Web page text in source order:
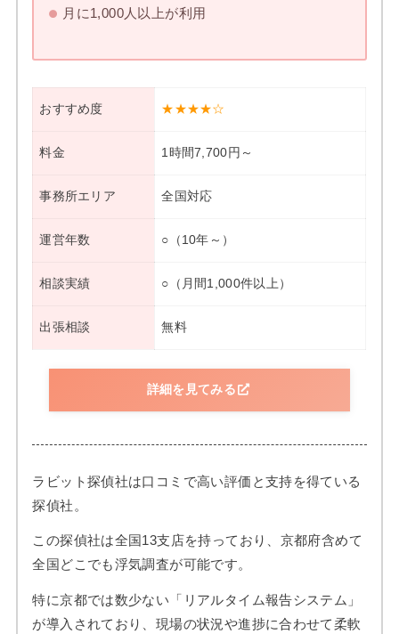
月に1,000人以上が利用
おすすめ度 ★★★★☆
料金 1時間7,700円～
事務所エリア 全国対応
運営年数 ○（10年～）
相談実績 ○（月間1,000件以上）
出張相談 無料
詳細を見てみる
ラビット探偵社は口コミで高い評価と支持を得ている
探偵社。
この探偵社は全国13支店を持っており、京都府含めて
全国どこでも浮気調査が可能です。
特に京都では数少ない「リアルタイム報告システム」
が導入されており、現場の状況や進捗に合わせて柔軟